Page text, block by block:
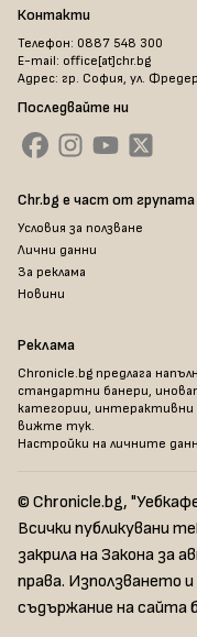
Контакти
Телефон: 0887 548 300
E-mail: office[at]chr.bg
Адрес: гр. София, ул.
Последвайте ни
Chr.bg е част от
Условия за ползване
Лични данни
За реклама
Новини
Реклама
Chronicle.bg предлага
стандартни банери,
категории, интерактивни
вижте тук.
Настройки на личните
© Chronicle.bg,
Всички публикувани
закрила на Закона за
права. Използването
съдържание на сайта